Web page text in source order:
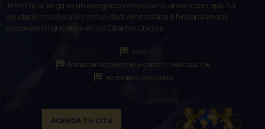
John De la Vega es un abogado venezolano-americano que ha
ayudado mucho a la comunidad venezolana e hispana en sus
procesos migratorios en los Estados Unidos.
ASILO
REPRESENTACIONES EN LA CORTE DE INMIGRACIÓN
PETICIONES FAMILIARES
AGENDA TU CITA